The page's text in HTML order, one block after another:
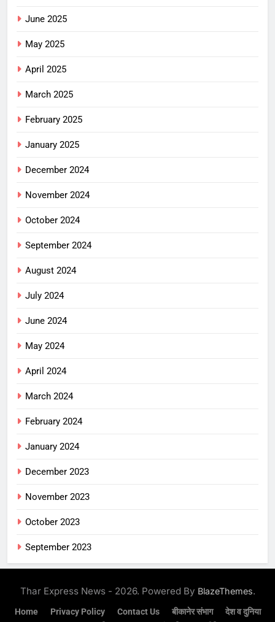
June 2025
May 2025
April 2025
March 2025
February 2025
January 2025
December 2024
November 2024
October 2024
September 2024
August 2024
July 2024
June 2024
May 2024
April 2024
March 2024
February 2024
January 2024
December 2023
November 2023
October 2023
September 2023
Thar Express News - 2026. Powered By BlazeThemes.
Home Privacy Policy Contact Us बीकानेर संभाग
देश व दुनिया